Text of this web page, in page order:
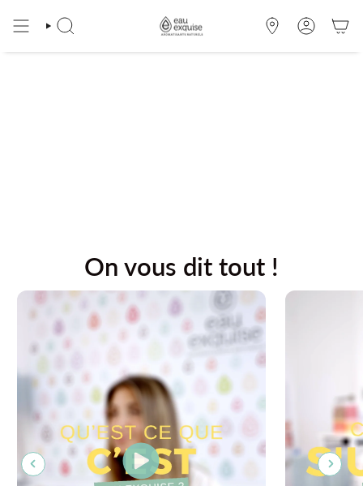
content
SEARCH
OÙ
TROUVER
ACCOUNT
On vous dit tout !